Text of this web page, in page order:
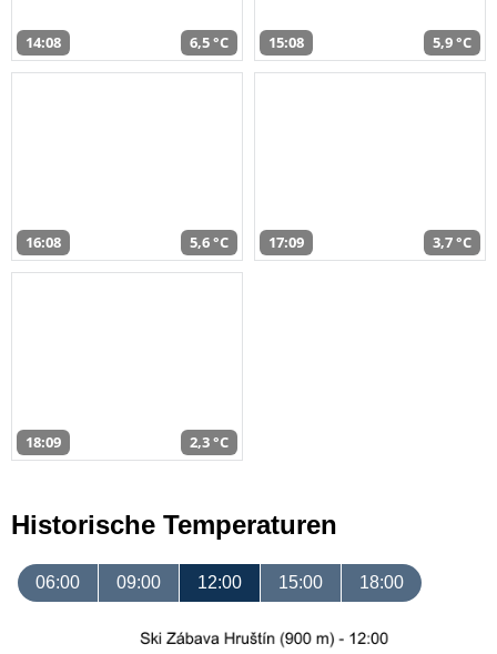
14:08 6,5 °C 15:08 5,9 °C
16:08 5,6 °C 17:09 3,7 °C
18:09 2,3 °C
Historische Temperaturen
06:00 09:00 12:00 15:00 18:00